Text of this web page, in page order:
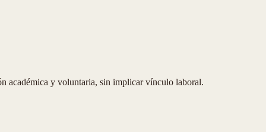
académica y voluntaria, sin implicar vínculo laboral.